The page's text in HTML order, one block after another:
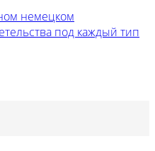
немецком
под каждый тип